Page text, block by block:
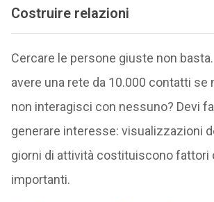
Costruire relazioni
Cercare le persone giuste non
avere una rete da 10.000 contatti se
non interagisci con nessuno? Devi
generare interesse: visualizzazioni
giorni di attività costituiscono fattori
importanti.